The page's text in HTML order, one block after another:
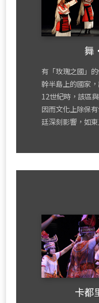
舞
有「玫瑰之國」
幹半島上的國家
12世紀時，該區
因而文化上除保
廷深刻影響，如
卡都